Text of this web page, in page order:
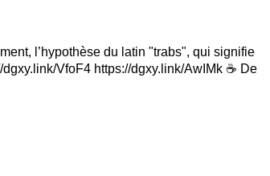
l’hypothèse du latin "trabs", qui signifie
VfoF4 https://dgxy.link/AwIMk ☕ De